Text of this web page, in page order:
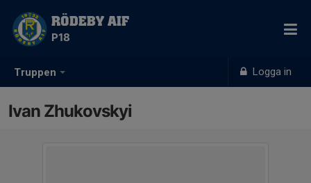
Truppen Logga in
RÖDEBY AIF
P18
Ivan Zhukovskyi